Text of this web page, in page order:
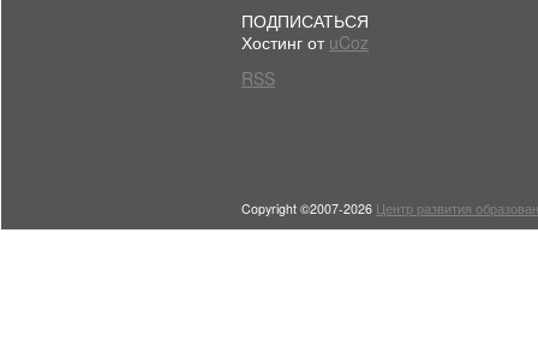
ПОДПИСАТЬСЯ
Хостинг от uCoz
RSS
Copyright ©2007-2026 Центр развития